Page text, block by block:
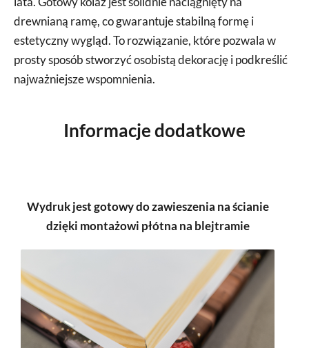
drewnianą ramę, co gwarantuje stabilną formę i
estetyczny wygląd. To rozwiązanie, które pozwala w
prosty sposób stworzyć osobistą dekorację i podkreślić
najważniejsze wspomnienia.
Informacje dodatkowe
Wydruk jest gotowy do zawieszenia na ścianie
dzięki montażowi płótna na blejtramie